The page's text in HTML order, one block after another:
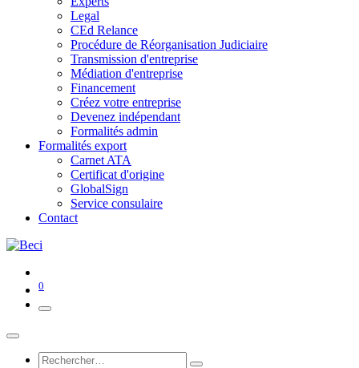
Legal
CEd Relance
Procédure de Réorganisation Judiciaire
Transmission d'entreprise
Médiation d'entreprise
Financement
Créez votre entreprise
Devenez indépendant
Formalités admin
Formalités export
Carnet ATA
Certificat d'origine
GlobalSign
Service consulaire
Contact
0